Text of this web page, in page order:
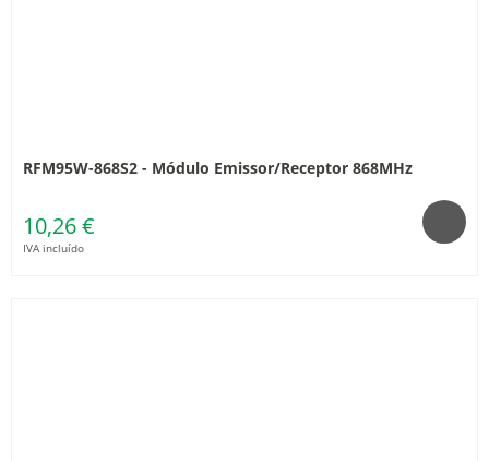
RFM95W-868S2 - Módulo Emissor/Receptor 868MHz
10,26 €
IVA incluído